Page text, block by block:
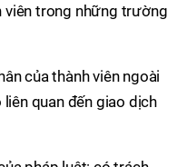
viên trong những trường
của thành viên ngoài
liên quan đến giao dịch